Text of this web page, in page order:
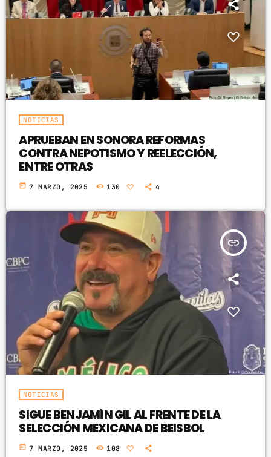
NOTICIAS
APRUEBAN EN SONORA REFORMAS
CONTRA NEPOTISMO Y REELECCIÓN,
ENTRE OTRAS
today 7 MARZO, 2025 130 4
insert_link
NOTICIAS
SIGUE BENJAMÍN GIL AL FRENTE DE LA
SELECCIÓN MEXICANA DE BEISBOL
today 7 MARZO, 2025 108